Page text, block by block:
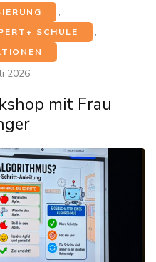
,
SCHULE
,
2026
mit Frau